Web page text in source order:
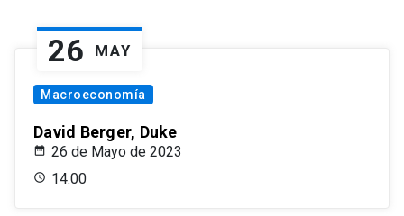
26 MAY
Macroeconomía
David Berger, Duke
26 de Mayo de 2023
14:00